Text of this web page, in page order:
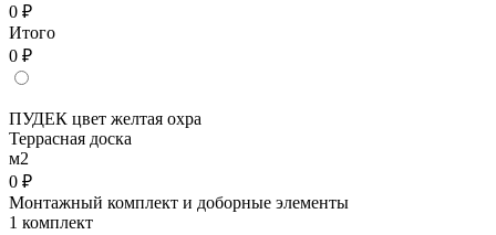
0 ₽
Итого
0 ₽
ПУДЕК цвет желтая охра
Террасная доска
м2
0 ₽
Монтажный комплект и доборные элементы
1 комплект